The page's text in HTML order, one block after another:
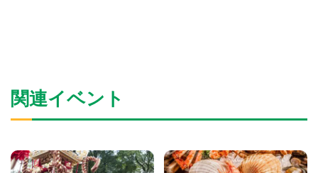
関連イベント